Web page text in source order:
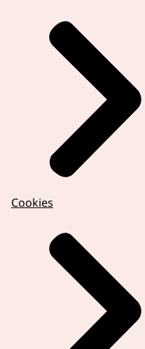
Cookies